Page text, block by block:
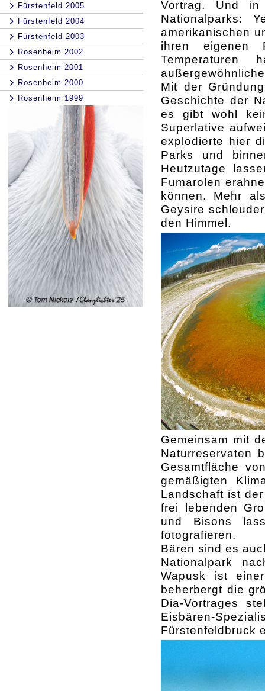
Fürstenfeld 2005
Fürstenfeld 2004
Fürstenfeld 2003
Rosenheim 2002
Rosenheim 2001
Rosenheim 2000
Rosenheim 1999
Vortrag. Und in
Nationalparks:
amerikanischen
ihren eigenen
Mit der
Geschichte der
es gibt wohl
Superlative
explodierte hier
Parks und
Heutzutage
Fumarolen
können. Mehr
Geysire
den Himmel.
Gemeinsam mit
Naturreservaten
Gesamtfläche
gemäßigten
Landschaft ist
frei lebenden
und Bisons
fotografieren.
Bären sind es
Nationalpark
Wapusk ist
beherbergt die
Dia-Vortrages
Eisbären-
Fürstenfeldbruck